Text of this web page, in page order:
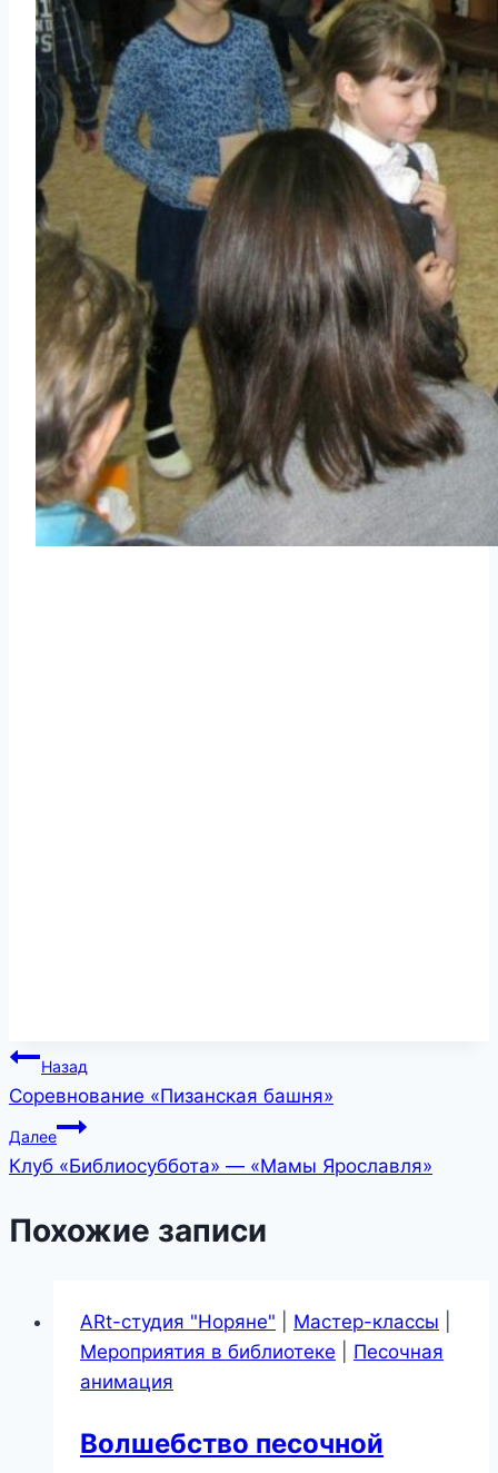
Навигация
по
записям
Назад
Соревнование «Пизанская башня»
Далее
Клуб «Библиосуббота» — «Мамы Ярославля»
Похожие записи
ARt-студия "Норяне" Мастер-классы
Мероприятия в библиотеке
Песочная
анимация
Волшебство песочной